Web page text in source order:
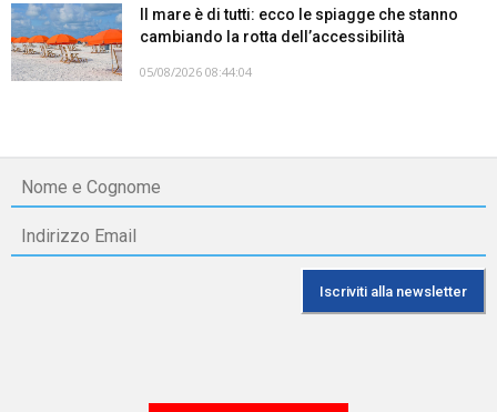
Il mare è di tutti: ecco le spiagge che stanno
cambiando la rotta dell’accessibilità
05/08/2026 08:44:04